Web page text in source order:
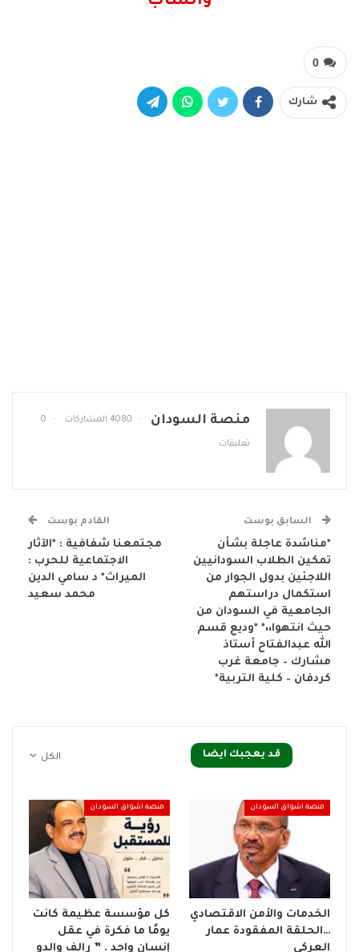
0
شارك
منصة السودان 4080 المشاركات 0
تعليقات
السابق بوست
*مناشدة عاجلة بشأن
تمكين الطلاب السودانيين
اللاجئين بدول الجوار من
استكمال دراستهم
الجامعية في السودان من
حيث انتهوا،،* *وديع قسم
الله عبدالفتاح أستاذ
مشارك – جامعة غرب
كردفان – كلية التربية*
القادم بوست
مجتمعنا شفافية : *الآثار
الاجتماعية للحرب :
الميراث* د سامي الدين
محمد سعيد
الكل قد يعجبك ايضا
منصة اشواق السودان
الخدمات والأمن الاقتصادي
…الحلقة المفقودة عمار
العركي
منصة اشواق السودان
كل مؤسسة عظيمة كانت
يومًا ما فكرة في عقل
إنسان واحد . ” رالف والدو